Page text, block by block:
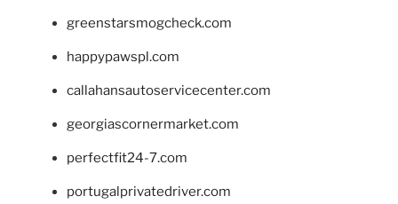
greenstarsmogcheck.com
happypawspl.com
callahansautoservicecenter.com
georgiascornermarket.com
perfectfit24-7.com
portugalprivatedriver.com